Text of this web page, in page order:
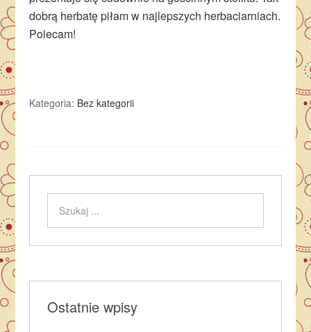
dobrą herbatę piłam w najlepszych herbaciarniach.
Polecam!
Kategoria: Bez kategorii
Ostatnie wpisy